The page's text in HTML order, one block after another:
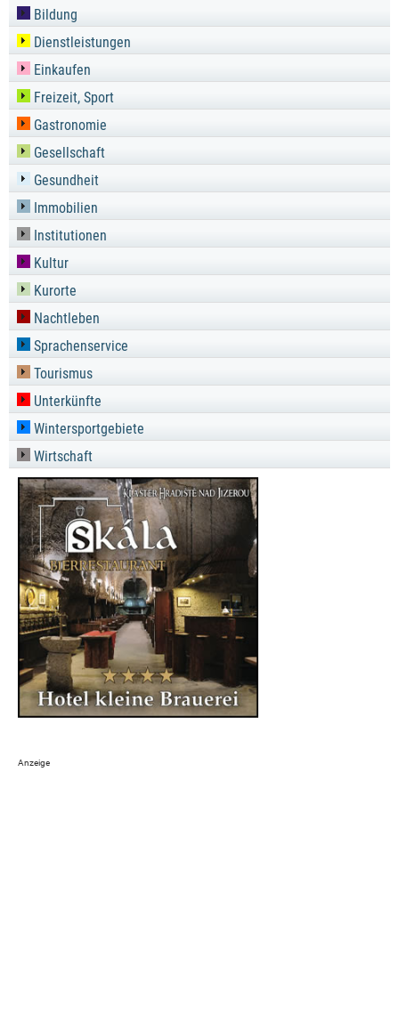
Bildung
Dienstleistungen
Einkaufen
Freizeit, Sport
Gastronomie
Gesellschaft
Gesundheit
Immobilien
Institutionen
Kultur
Kurorte
Nachtleben
Sprachenservice
Tourismus
Unterkünfte
Wintersportgebiete
Wirtschaft